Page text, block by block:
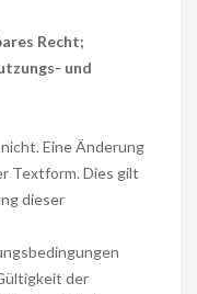
Recht;
und
Eine Änderung
Textform. Dies gilt
dieser
der